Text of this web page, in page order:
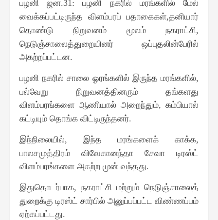
பழனி ஜன.31:பழனி நகரில் மரங்களில் மேல்
வைக்கப்பட்டிருந்த விளம்பரப் பதாகைகள்,தனியார்
தொண்டு நிறுவனம் மூலம் நகராட்சி,
நெடுஞ்சாலைத்துறையினர் ஒப்புதலின்பேரில்
அகற்றப்பட்டன.
பழனி நகரில் சாலை ஓரங்களில் இருந்த மரங்களில்,
பல்வேறு நிறுவனத்தினரும் தங்களது
விளம்பரங்களை ஆணியால் அறைந்தும், கம்பியால்
கட்டியும் தொங்க விட்டிருந்தனர்.
இந்நிலையில், இந்த மரங்களைக் காக்க,
பாலசமுத்திரம் விவேகானந்தா சேவா டிரஸ்ட்
விளம்பரங்களை அகற்ற முன் வந்தது.
இதுதொடர்பாக, நகராட்சி மற்றும் நெடுஞ்சாலைத்
துறைக்கு டிரஸ்ட் சார்பில் அனுப்பப்பட்ட விண்ணப்பம்
ஏற்கப்பட்டது.